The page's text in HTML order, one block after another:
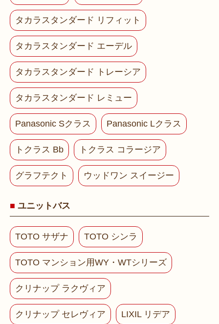
タカラスタンダード リフィット
タカラスタンダード エーデル
タカラスタンダード トレーシア
タカラスタンダード レミュー
Panasonic Sクラス Panasonic Lクラス
トクラス Bb トクラス コラージア
グラフテクト ウッドワン スイージー
ユニットバス
TOTO サザナ TOTO シンラ
TOTO マンション用WY・WTシリーズ
クリナップ ラクヴィア
クリナップ セレヴィア LIXIL リデア